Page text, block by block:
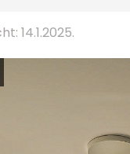
14.1.2025.